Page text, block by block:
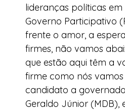
Nota de Pesar Segurança
Juventude Datas
lideranças políticas
Governo Participativo
frente o amor, a
firmes, não vamos
que estão aqui têm a
firme como nós
candidato a
Geraldo Júnior (MDB),